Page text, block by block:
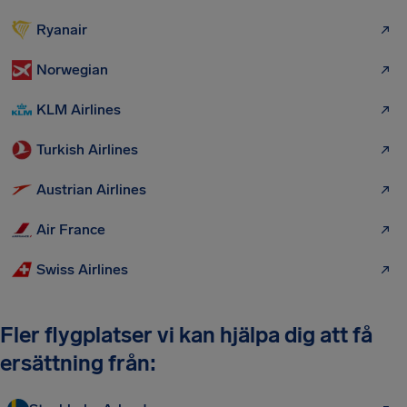
Ryanair
Norwegian
KLM Airlines
Turkish Airlines
Austrian Airlines
Air France
Swiss Airlines
Fler flygplatser vi kan hjälpa dig att få
ersättning från: